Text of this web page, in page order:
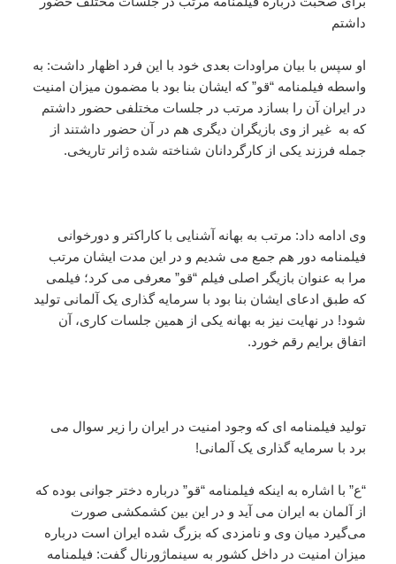
داشتم
او سپس با بیان مراودات بعدی خود با این فرد اظهار داشت: به
واسطه فیلمنامه “قو” که ایشان بنا بود با مضمون میزان امنیت
در ایران آن را بسازد مرتب در جلسات مختلفی حضور داشتم
که به غیر از وی بازیگران دیگری هم در آن حضور داشتند از
جمله فرزند یکی از کارگردانان شناخته شده ژانر تاریخی.
وی ادامه داد: مرتب به بهانه آشنایی با کاراکتر و دورخوانی
فیلمنامه دور هم جمع می شدیم و در این مدت ایشان مرتب
مرا به عنوان بازیگر اصلی فیلم “قو” معرفی می کرد؛ فیلمی
که طبق ادعای ایشان بنا بود با سرمایه گذاری یک آلمانی تولید
شود! در نهایت نیز به بهانه یکی از همین جلسات کاری، آن
اتفاق برایم رقم خورد.
تولید فیلمنامه ای که وجود امنیت در ایران را زیر سوال می
برد با سرمایه گذاری یک آلمانی!
“ع” با اشاره به اینکه فیلمنامه “قو” درباره دختر جوانی بوده که
از آلمان به ایران می آید و در این بین کشمکشی صورت
می‌گیرد میان وی و نامزدی که بزرگ شده ایران است درباره
میزان امنیت در داخل کشور به سینماژورنال گفت: فیلمنامه